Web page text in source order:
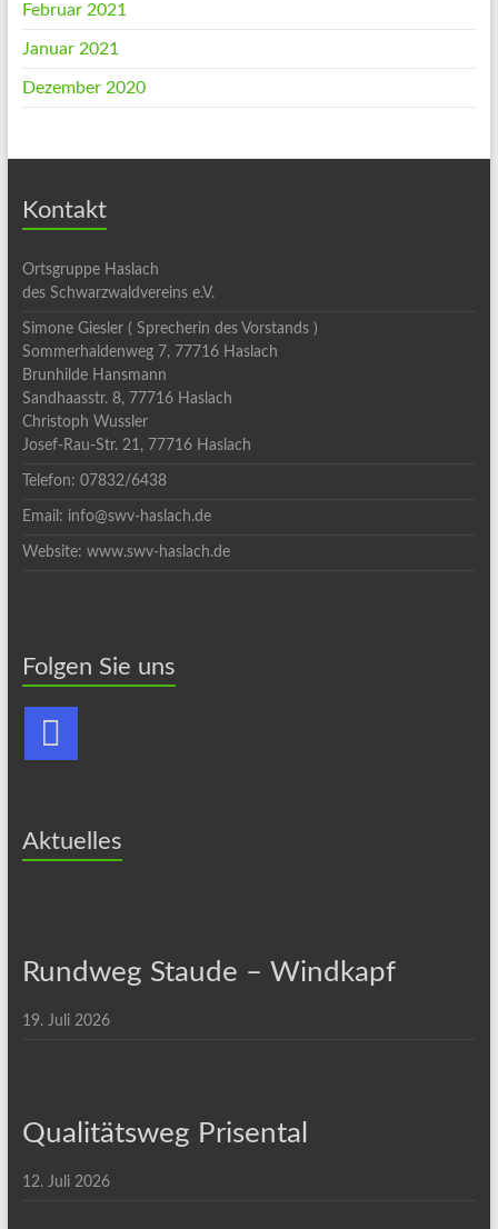
Februar 2021
Januar 2021
Dezember 2020
Kontakt
Ortsgruppe Haslach
des Schwarzwaldvereins e.V.
Simone Giesler ( Sprecherin des Vorstands )
Sommerhaldenweg 7, 77716 Haslach
Brunhilde Hansmann
Sandhaasstr. 8, 77716 Haslach
Christoph Wussler
Josef-Rau-Str. 21, 77716 Haslach
Telefon: 07832/6438
Email: info@swv-haslach.de
Website: www.swv-haslach.de
Folgen Sie uns
Aktuelles
Rundweg Staude – Windkapf
19. Juli 2026
Qualitätsweg Prisental
12. Juli 2026